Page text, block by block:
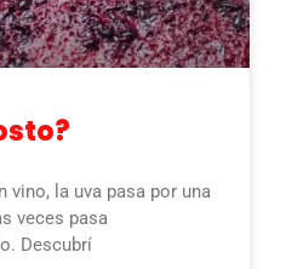
vino, la uva pasa por una
veces pasa
Descubrí